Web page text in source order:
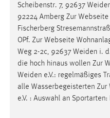
Scheibenstr. 7, 92637
92224 Amberg Zur Webseite
Fischerberg
OPf. Zur Webseite
Weg 2-2c, 92637 Weiden i.
die hoch hinaus wollen Zur
Weiden e.V.: regelmäßiges
alle Wasserbegeisterten Zur
e.V. : Auswahl an Sportarten: